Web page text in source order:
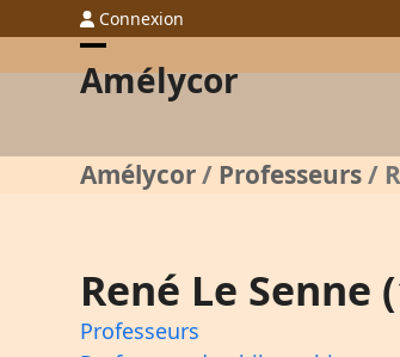
to
content
Connexion
Amélycor
Open
menu
Close
menu
Amélycor/ Professeurs/
René Le Senne
Professeurs